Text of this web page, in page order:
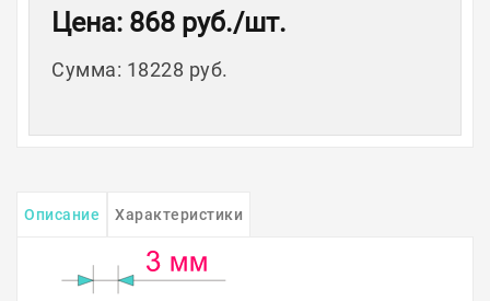
Цена: 868 руб./шт.
Сумма: 18228 руб.
Описание Характеристики